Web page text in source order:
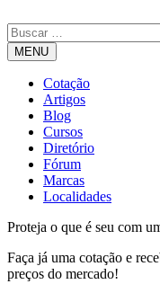
MENU
Cotação
Artigos
Blog
Cursos
Diretório
Fórum
Marcas
Localidades
Proteja o que é seu com
Faça já uma cotação e
preços do mercado!